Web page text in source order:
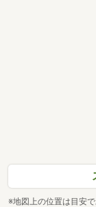
※地図上の位置は目安